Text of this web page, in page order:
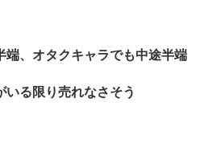
端、オタクキャラでも中途半端
いる限り売れなさそう